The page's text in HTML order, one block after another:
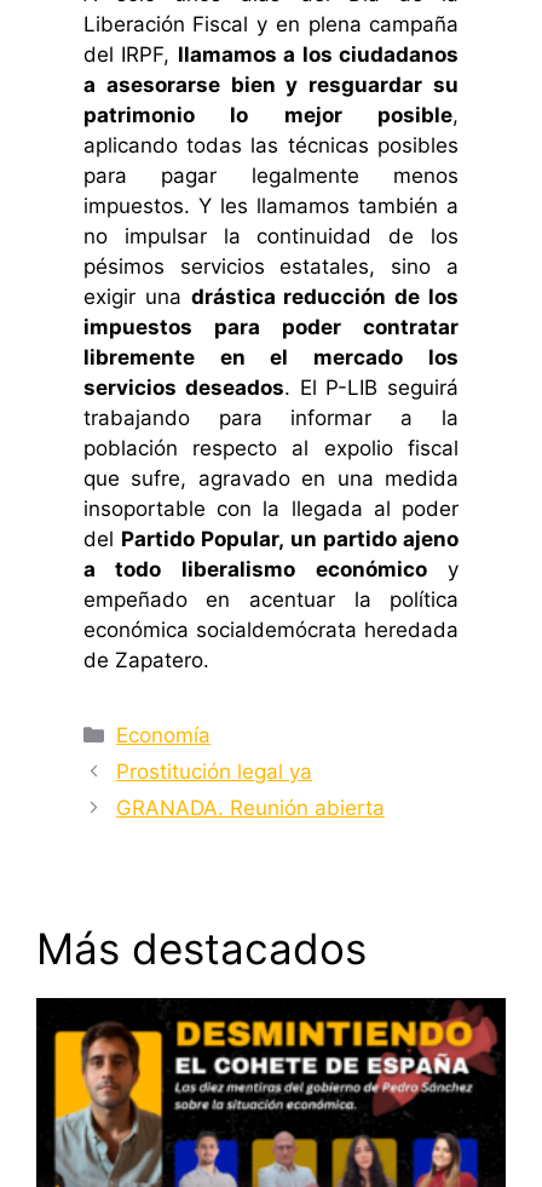
Liberación Fiscal y en plena campaña
del IRPF, llamamos a los ciudadanos
a asesorarse bien y resguardar su
patrimonio lo mejor posible,
aplicando todas las técnicas posibles
para pagar legalmente menos
impuestos. Y les llamamos también a
no impulsar la continuidad de los
pésimos servicios estatales, sino a
exigir una drástica reducción de los
impuestos para poder contratar
libremente en el mercado los
servicios deseados. El P-LIB seguirá
trabajando para informar a la
población respecto al expolio fiscal
que sufre, agravado en una medida
insoportable con la llegada al poder
del Partido Popular, un partido ajeno
a todo liberalismo económicoy
empeñado en acentuar la política
económica socialdemócrata heredada
de Zapatero.
Categorías
Economía
Prostitución legal ya
GRANADA. Reunión abierta
Más destacados